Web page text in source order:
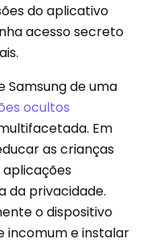
do aplicativo
acesso secreto
Samsung de uma
ocultos
Em
as crianças
da privacidade.
o dispositivo
incomum e instalar